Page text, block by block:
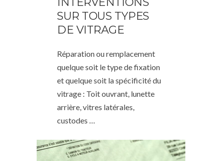
SUR TOUS TYPES
DE VITRAGE
Réparation ou remplacement
quelque soit le type de fixation
et quelque soit la spécificité du
vitrage : Toit ouvrant, lunette
arrière, vitres latérales,
custodes …